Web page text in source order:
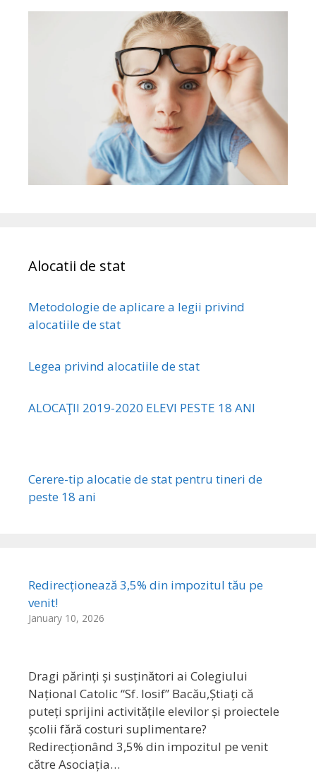
Alocatii de stat
Metodologie de aplicare a legii privind
alocatiile de stat
Legea privind alocatiile de stat
ALOCAŢII 2019-2020 ELEVI PESTE 18 ANI
Cerere-tip alocatie de stat pentru tineri de
peste 18 ani
Redirecționează 3,5% din impozitul tău pe
venit!
January 10, 2026
Dragi părinți și susținători ai Colegiului
Național Catolic “Sf. Iosif” Bacău,Știați că
puteți sprijini activitățile elevilor și proiectele
școlii fără costuri suplimentare?
Redirecționând 3,5% din impozitul pe venit
către Asociația…